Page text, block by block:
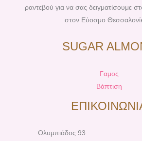
ραντεβού για να σας δειγματίσουμε
στον Εύοσμο
SUGAR
Γαμος
Βάπτιση
Ολυμπιάδος 93